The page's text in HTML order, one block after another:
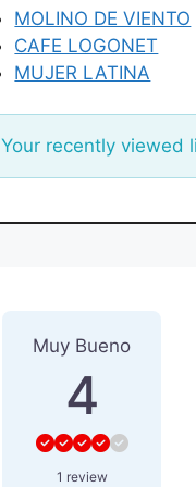
MOLINO DE VIENTO
CAFE LOGONET
MUJER LATINA
Your recently viewed
Muy Bueno
4
1 review